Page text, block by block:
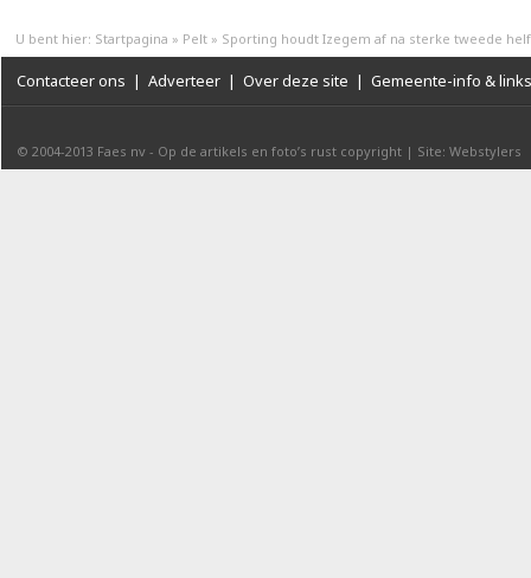
U bent hier: Startpagina » Pelt » Sporting houdt Izegem af na sterke tweede
Contacteer ons | Adverteer | Over deze site | Gemeente-info & links
© 2004-2013 Faes nv - Op de artikels en foto’s rust copyright | Site: Webstylers